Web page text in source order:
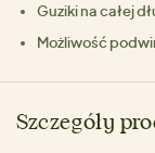
Guziki na całej
Możliwość
Szczegóły